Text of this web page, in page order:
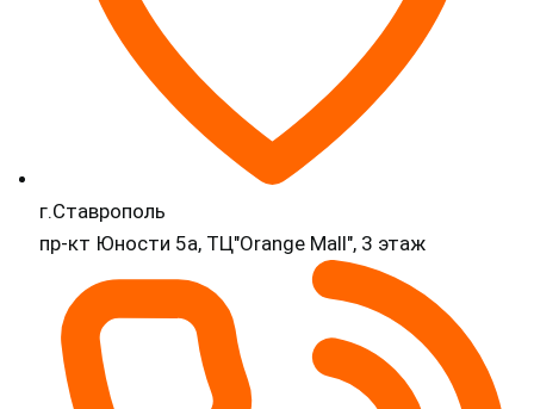
г.Ставрополь
пр-кт Юности 5а, ТЦ"Orange Mall", 3 этаж